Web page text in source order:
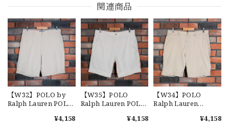
【Cooperstown Ball Cap】Made in USA Baseball Cap "1952 BIRMINGHAM BLACK BARONS" 新品 クーパーズタウンボールキャップ バーミングハムブラックバロンズ 6パネル
GREEN
2026/07/17
【W36】POLO by Ralph Lauren POLO CHINO ポロチノ ラルフローレン ユーズド ショーツ ショートパンツ No.30
2026/07/17
関連商品
【W32】POLO by
Ralph Lauren POLO
ルフローレン ユーズ
¥4,158
【W35】POLO
Ralph Lauren POLO
FIT 9" ポロチノ ショ
¥4,158
【W34】POLO
Ralph Lauren
"CLASSIC FIT 9" チノ
¥4,158